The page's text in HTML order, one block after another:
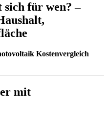
sich für wen? –
Kostenvergleich
mit